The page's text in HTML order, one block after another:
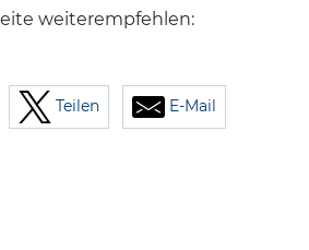
weiterempfehlen:
Teilen E-Mail